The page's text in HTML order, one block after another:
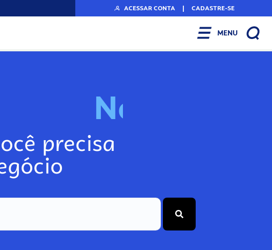
ACESSAR CONTA | CADASTRE-SE
MENU
No
precisa